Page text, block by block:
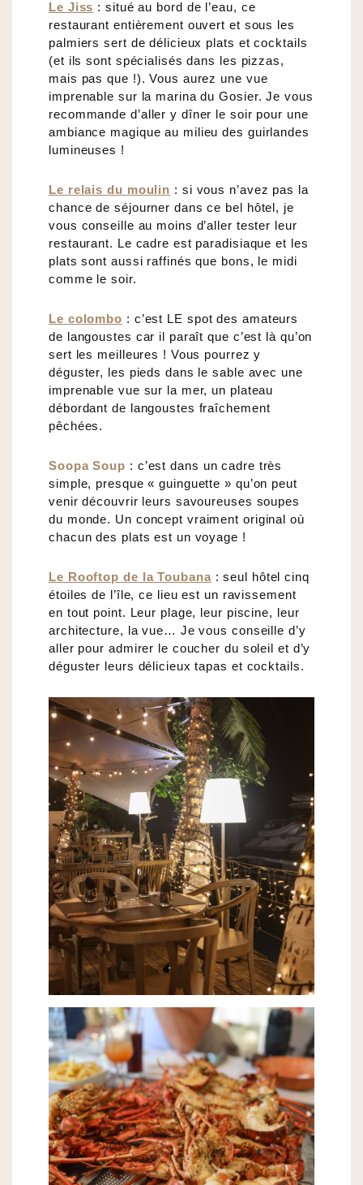
Le Jiss : situé au bord de l’eau, ce
restaurant entièrement ouvert et sous les
palmiers sert de délicieux plats et cocktails
(et ils sont spécialisés dans les pizzas,
mais pas que !). Vous aurez une vue
imprenable sur la marina du Gosier. Je vous
recommande d’aller y dîner le soir pour une
ambiance magique au milieu des guirlandes
lumineuses !
Le relais du moulin : si vous n’avez pas la
chance de séjourner dans ce bel hôtel, je
vous conseille au moins d’aller tester leur
restaurant. Le cadre est paradisiaque et les
plats sont aussi raffinés que bons, le midi
comme le soir.
Le colombo : c’est LE spot des amateurs
de langoustes car il paraît que c’est là qu’on
sert les meilleures ! Vous pourrez y
déguster, les pieds dans le sable avec une
imprenable vue sur la mer, un plateau
débordant de langoustes fraîchement
pêchées.
Soopa Soup : c’est dans un cadre très
simple, presque « guinguette » qu’on peut
venir découvrir leurs savoureuses soupes
du monde. Un concept vraiment original où
chacun des plats est un voyage !
Le Rooftop de la Toubana : seul hôtel cinq
étoiles de l’île, ce lieu est un ravissement
en tout point. Leur plage, leur piscine, leur
architecture, la vue… Je vous conseille d’y
aller pour admirer le coucher du soleil et d’y
déguster leurs délicieux tapas et cocktails.